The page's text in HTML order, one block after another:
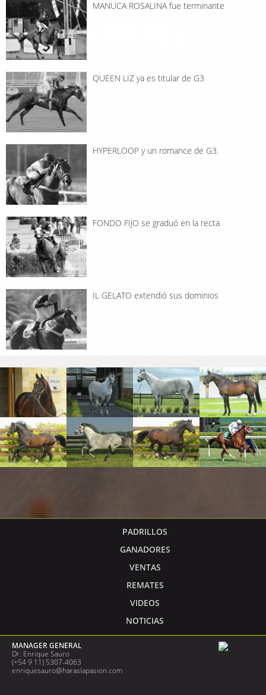
MANUCA ROSALINA fue terminante
QUEEN LIZ ya es titular de G3
HYPERLOOP y un romance de G3.
FONDO FIJO se graduó en la recta
IL GELATO extendió sus dominios
PADRILLOS
GANADORES
VENTAS
REMATES
VIDEOS
NOTICIAS
MANAGER GENERAL
Dr. Enrique Sauro
(+54 9 11) 5307-4063
enriquesauro@haraslapasion.com